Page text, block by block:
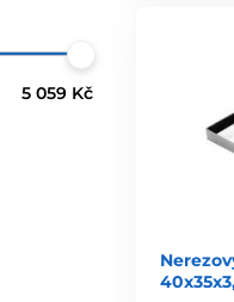
5 059 Kč